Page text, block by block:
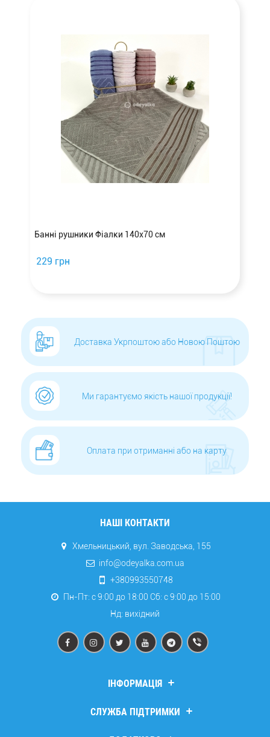
Банні рушники Фіалки 140х70 см
229 грн
Доставка Укрпоштою або Новою Поштою
Ми гарантуємо якість нашої продукції!
Оплата при отриманні або на карту
НАШІ КОНТАКТИ
Хмельницький, вул. Заводська, 155
info@odeyalka.com.ua
+380993550748
Пн-Пт: с 9:00 до 18:00 Сб: c 9:00 до 15:00
Нд: вихідний
ІНФОРМАЦІЯ
Про компанію
СЛУЖБА ПІДТРИМКИ